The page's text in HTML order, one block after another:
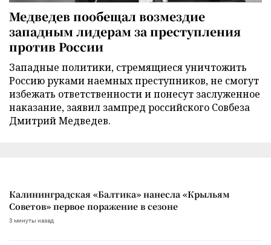
Медведев пообещал возмездие
западным лидерам за преступления
против России
Западные политики, стремящиеся уничтожить
Россию руками наемных преступников, не смогут
избежать ответственности и понесут заслуженное
наказание, заявил зампред российского Совбеза
Дмитрий Медведев.
Калининградская «Балтика» нанесла «Крыльям
Советов» первое поражение в сезоне
3 минуты назад